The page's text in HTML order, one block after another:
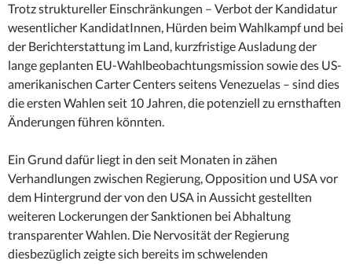
Trotz struktureller Einschränkungen – Verbot der Kandidatur
wesentlicher KandidatInnen, Hürden beim Wahlkampf und bei
der Berichterstattung im Land, kurzfristige Ausladung der
lange geplanten EU-Wahlbeobachtungsmission sowie des US-
amerikanischen Carter Centers seitens Venezuelas – sind dies
die ersten Wahlen seit 10 Jahren, die potenziell zu ernsthaften
Änderungen führen könnten.
Ein Grund dafür liegt in den seit Monaten in zähen
Verhandlungen zwischen Regierung, Opposition und USA vor
dem Hintergrund der von den USA in Aussicht gestellten
weiteren Lockerungen der Sanktionen bei Abhaltung
transparenter Wahlen. Die Nervosität der Regierung
diesbezüglich zeigte sich bereits im schwelenden